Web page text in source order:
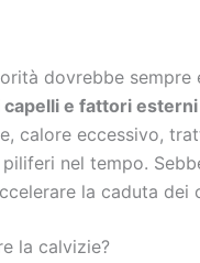
dovrebbe
e fattori esterni
calore eccessivo,
nel tempo.
la caduta dei
la calvizie?